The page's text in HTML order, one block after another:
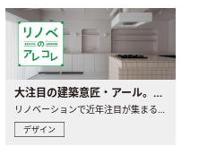
大注目の建築意匠・アール。人気の理由と空間に取り入れるポイント
リノベーションで近年注目が集まる建築意匠の一つであるアール..
デザイン